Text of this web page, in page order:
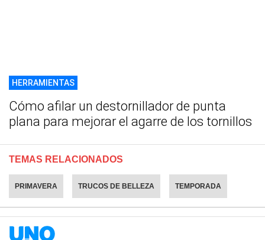
HERRAMIENTAS
Cómo afilar un destornillador de punta
plana para mejorar el agarre de los tornillos
TEMAS RELACIONADOS
PRIMAVERA TRUCOS DE BELLEZA TEMPORADA